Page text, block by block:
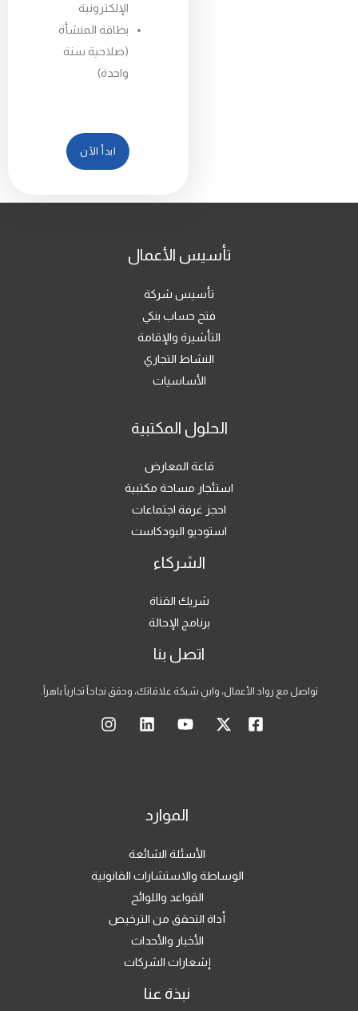
الإلكترونية
بطاقة المنشأة
(صلاحية سنة
ابدأ الآن
تأسيس الأعمال
تأسيس شركة
فتح حساب بنكي
التأشيرة والإقامة
النشاط التجاري
الأساسيات
الحلول المكتبية
قاعة المعارض
استئجار مساحة مكتبية
احجز غرفة اجتماعات
استوديو البودكاست
الشركاء
شريك القناة
برنامج الإحالة
اتصل بنا
مع رواد الأعمال، وابنِ شبكة علاقاتك، وحقق نجاحاً تجارياً باهراً.
الموارد
الأسئلة الشائعة
الوساطة والاستشارات القانونية
القواعد واللوائح
أداة التحقق من الترخيص
الأخبار والأحداث
إشعارات الشركات
نبذة عنا